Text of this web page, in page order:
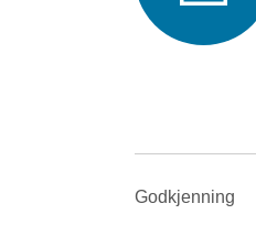
Godkjenning